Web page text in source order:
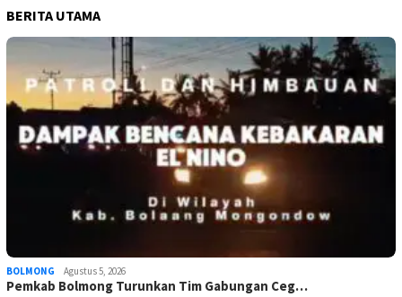
BERITA UTAMA
BOLMONG Agustus 5, 2026
Pemkab Bolmong Turunkan Tim Gabungan Ceg…